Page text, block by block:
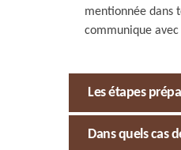
mentionnée dans
communique
Les étapes
Dans quels cas